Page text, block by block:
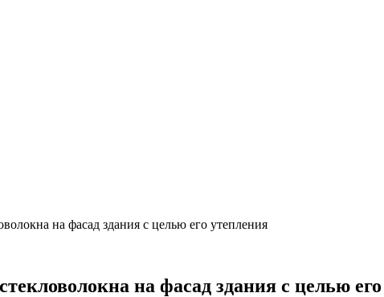
на фасад здания с целью его утепления
на фасад здания с целью